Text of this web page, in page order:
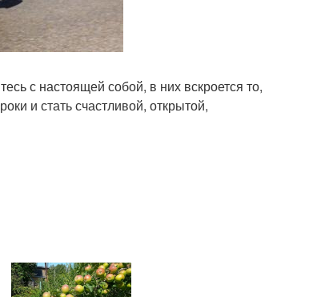
с настоящей собой, в них вскроется то,
и стать счастливой, открытой,